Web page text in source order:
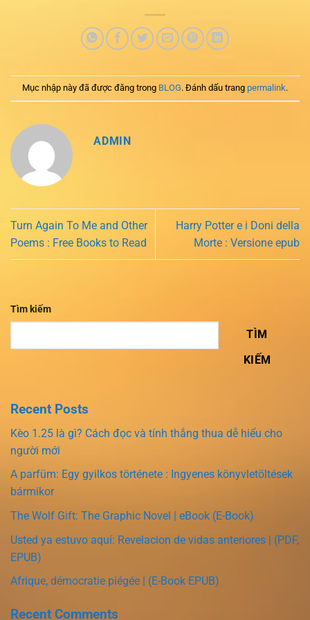
Mục nhập này đã được đăng trong BLOG. Đánh dấu trang permalink.
ADMIN
Turn Again To Me and Other
Poems : Free Books to Read
Harry Potter e i Doni della
Morte : Versione epub
Tìm kiếm
TÌM
KIẾM
Recent Posts
Kèo 1.25 là gì? Cách đọc và tính thắng thua dễ hiểu cho
người mới
A parfüm: Egy gyilkos története : Ingyenes könyvletöltések
bármikor
The Wolf Gift: The Graphic Novel | eBook (E-Book)
Usted ya estuvo aquí: Revelacion de vidas anteriores | (PDF,
EPUB)
Afrique, démocratie piégée | (E-Book EPUB)
Recent Comments